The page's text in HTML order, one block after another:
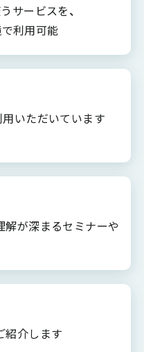
サービスを、
利用可能
用いただいています
解が深まるセミナーや
紹介します